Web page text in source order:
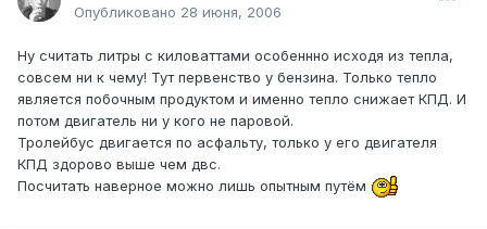
Опубликовано 28 июня, 2006
Ну считать литры с киловаттами особеннно исходя из тепла,
совсем ни к чему! Тут первенство у бензина. Только тепло
является побочным продуктом и именно тепло снижает КПД. И
потом двигатель ни у кого не паровой.
Тролейбус двигается по асфальту, только у его двигателя
КПД здорово выше чем двс.
Посчитать наверное можно лишь опытным путём